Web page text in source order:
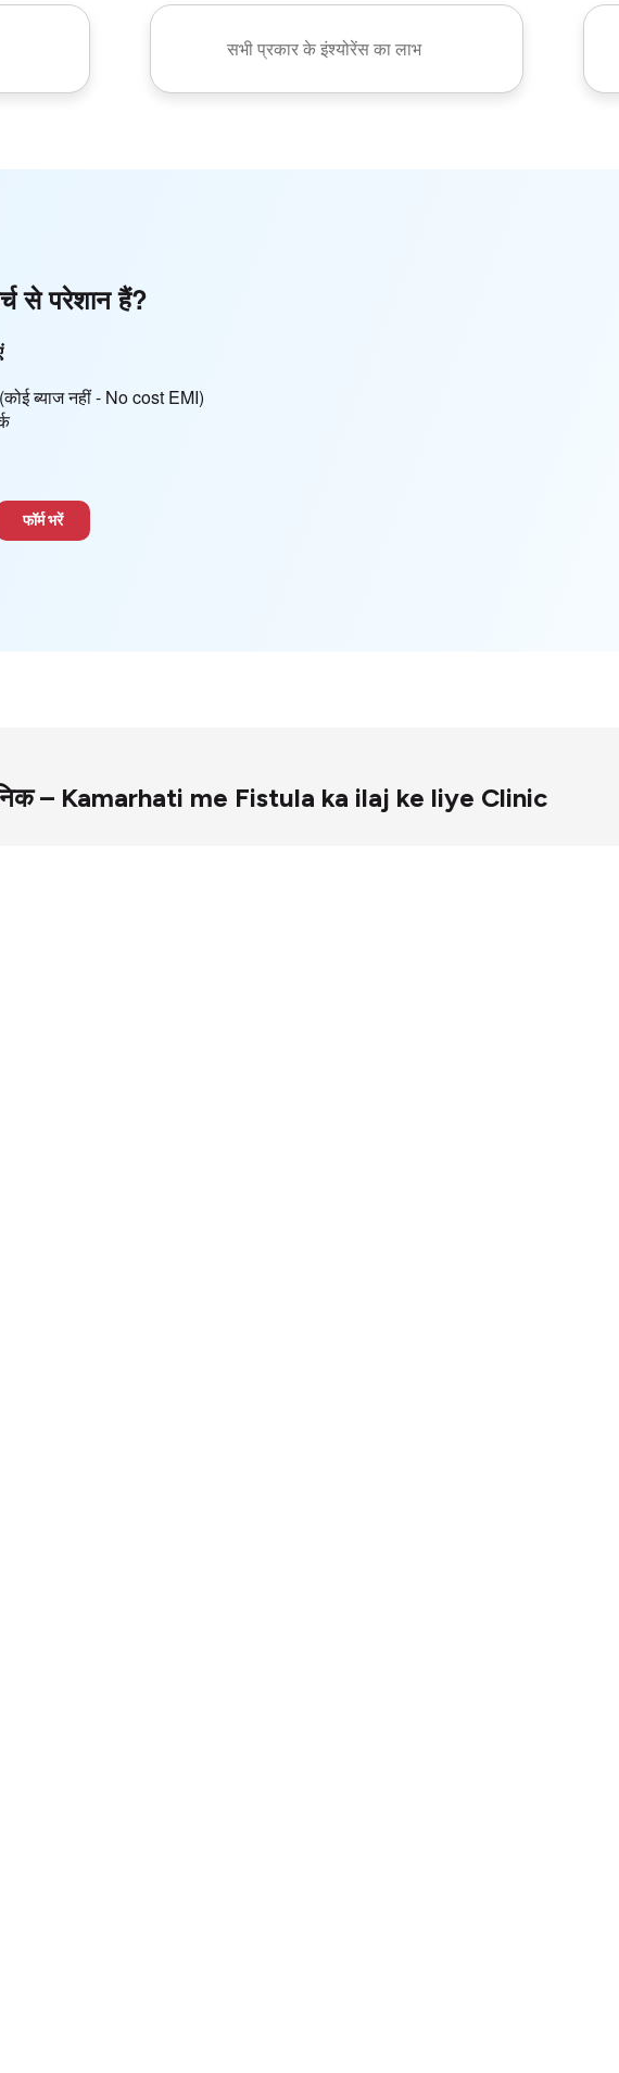
सभी प्रकार के इंश्योरेंस का लाभ
से परेशान हैं?
ब्याज नहीं - No cost EMI)
फॉर्म भरें
– Kamarhati me Fistula ka ilaj ke liye Clinic